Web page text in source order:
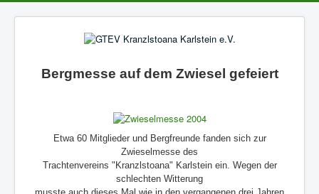
Bergmesse auf dem Zwiesel gefeiert
Etwa 60 Mitglieder und Bergfreunde fanden sich zur
Zwieselmesse des
Trachtenvereins "Kranzlstoana" Karlstein ein. Wegen der
schlechten Witterung